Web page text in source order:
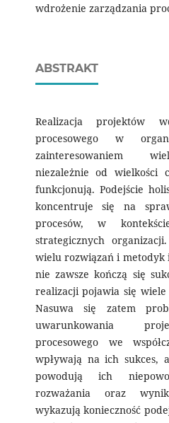
wdrożenie zarządzania
ABSTRAKT
Realizacja projektów
procesowego w
zainteresowaniem
niezależnie od wielkości
funkcjonują. Podejście
koncentruje się na
procesów, w
strategicznych
wielu rozwiązań i
nie zawsze kończą się
realizacji pojawia się
Nasuwa się zatem
uwarunkowania
procesowego we
wpływają na ich sukces,
powodują ich
rozważania oraz
wykazują konieczność